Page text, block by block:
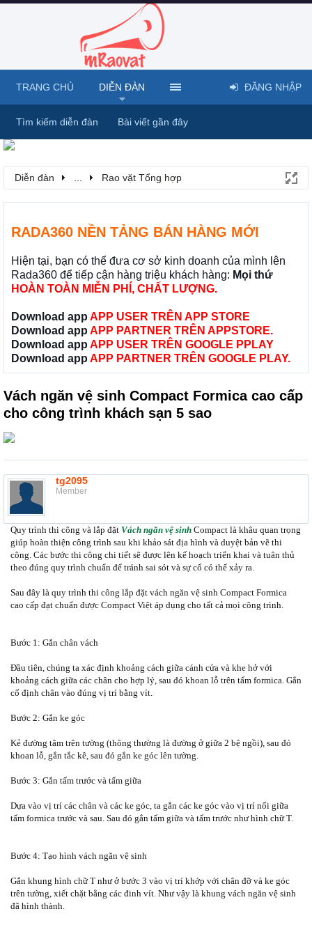
Diễn đàn Rao vặt Tổng hợp
RADA360 NỀN TẢNG BÁN HÀNG MỚI
Hiện tại, bạn có thể đưa cơ sở kinh doanh của mình lên
Rada360 để tiếp cận hàng triệu khách hàng: Mọi thứ
HOÀN TOÀN MIỄN PHÍ, CHẤT LƯỢNG.
Download app APP USER TRÊN APP STORE
Download app APP PARTNER TRÊN APPSTORE.
Download app APP USER TRÊN GOOGLE PPLAY
Download app APP PARTNER TRÊN GOOGLE PLAY.
Vách ngăn vệ sinh Compact Formica cao cấp
cho công trình khách sạn 5 sao
tg2095
Member
Quy trình thi công và lắp đặt Vách ngăn vệ sinh Compact là khâu quan trọng
giúp hoàn thiện công trình sau khi khảo sát địa hình và duyệt bản vẽ thi
công. Các bước thi công chi tiết sẽ được lên kế hoạch triển khai và tuân thủ
theo đúng quy trình chuẩn để tránh sai sót và sự cố có thể xảy ra.
Sau đây là quy trình thi công lắp đặt vách ngăn vệ sinh Compact Formica
cao cấp đạt chuẩn được Compact Việt áp dụng cho tất cả mọi công trình.
Bước 1: Gắn chân vách
Đầu tiên, chúng ta xác định khoảng cách giữa cánh cửa và khe hở với
khoảng cách giữa các chân cho hợp lý, sau đó khoan lỗ trên tấm formica. Gắn
cố định chân vào đúng vị trí bằng vít.
Bước 2: Gắn ke góc
Kẻ đường tâm trên tường (thông thường là đường ở giữa 2 bệ ngồi), sau đó
khoan lỗ, gắn tắc kê, sau đó gắn ke góc lên tường.
Bước 3: Gắn tấm trước và tấm giữa
Dựa vào vị trí các chân và các ke góc, ta gắn các ke góc vào vị trí nối giữa
tấm formica trước và sau. Sau đó gắn tấm giữa và tấm trước như hình chữ T.
Bước 4: Tạo hình vách ngăn vệ sinh
Gắn khung hình chữ T như ở bước 3 vào vị trí khớp với chân đỡ và ke góc
trên tường, xiết chặt bằng các đinh vít. Như vậy là khung vách ngăn vệ sinh
đã hình thành.
TRANG CHỦ DIỄN ĐÀN
Tìm kiếm diễn đàn Bài viết gần đây
ĐĂNG NHẬP